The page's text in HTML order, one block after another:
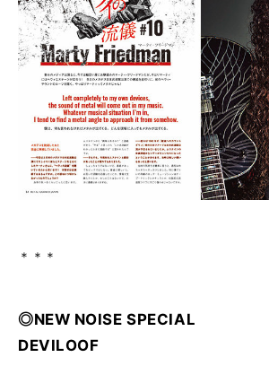
＊＊＊
◎NEW NOISE SPECIAL
DEVILOOF